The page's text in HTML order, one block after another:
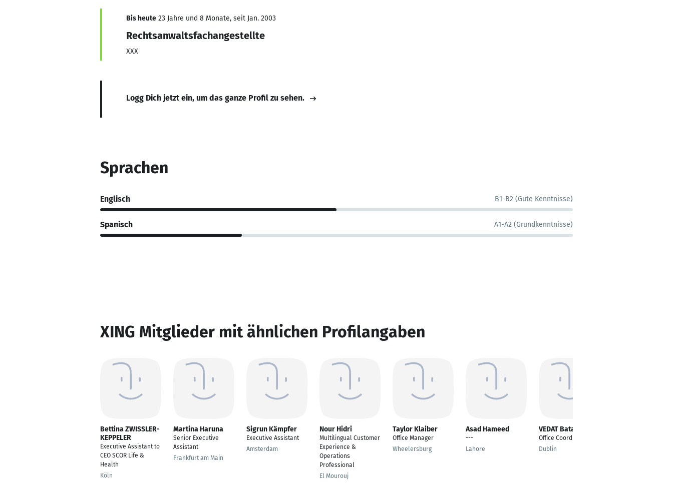
Bis heute 23 Jahre und 8 Monate, seit Jan. 2003
Rechtsanwaltsfachangestellte
XXX
Logg Dich jetzt ein, um das ganze Profil zu sehen.
Sprachen
Englisch B1-B2 (Gute Kenntnisse)
Spanisch A1-A2 (Grundkenntnisse)
XING Mitglieder mit ähnlichen Profilangaben
Bettina ZWISSLER-
KEPPELER
Executive Assistant to
CEO SCOR Life &
Health
Köln
Martina Haruna
Senior Executive
Assistant
Frankfurt am Main
Sigrun Kämpfer
Executive Assistant
Amsterdam
Nour Hidri
Multilingual Customer
Experience &
Operations
Professional
El Mourouj
Taylor Klaiber
Office Manager
Wheelersburg
Asad Hameed
---
Lahore
VEDAT Batatina
Office Coordinator
Dublin